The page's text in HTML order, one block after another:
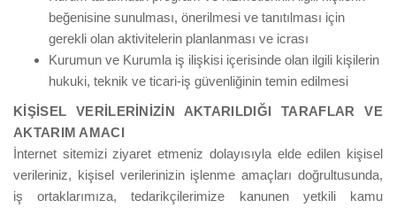
beğenisine sunulması, önerilmesi ve tanıtılması için
gerekli olan aktivitelerin planlanması ve icrası
Kurumun ve Kurumla iş ilişkisi içerisinde olan ilgili kişilerin
hukuki, teknik ve ticari-iş güvenliğinin temin edilmesi
KİŞİSEL VERİLERİNİZİN AKTARILDIĞI TARAFLAR VE
AKTARIM AMACI
İnternet sitemizi ziyaret etmeniz dolayısıyla elde edilen kişisel
verileriniz, kişisel verilerinizin işlenme amaçları doğrultusunda,
iş ortaklarımıza, tedarikçilerimize kanunen yetkili kamu